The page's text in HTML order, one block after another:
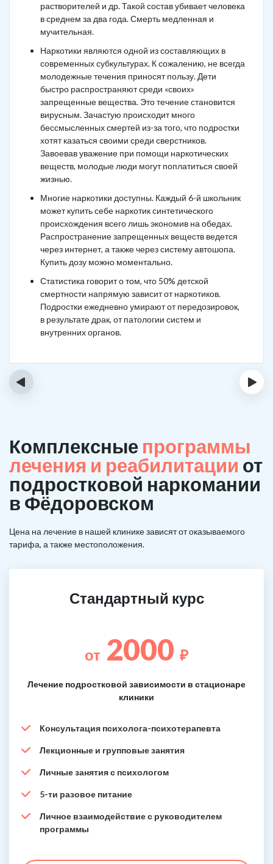
растворителей и др. Такой состав убивает человека
в среднем за два года. Смерть медленная и
мучительная.
Наркотики являются одной из составляющих в
современных субкультурах. К сожалению, не всегда
молодежные течения приносят пользу. Дети
быстро распространяют среди «своих»
запрещенные вещества. Это течение становится
вирусным. Зачастую происходит много
бессмысленных смертей из-за того, что подростки
хотят казаться своими среди сверстников.
Завоевав уважение при помощи наркотических
веществ, молодые люди могут поплатиться своей
жизнью.
Многие наркотики доступны. Каждый 6-й школьник
может купить себе наркотик синтетического
происхождения всего лишь экономив на обедах.
Распространение запрещенных веществ ведется
через интернет, а также через систему автошопа.
Купить дозу можно моментально.
Статистика говорит о том, что 50% детской
смертности напрямую зависит от наркотиков.
Подростки ежедневно умирают от передозировок,
в результате драк, от патологии систем и
внутренних органов.
‹ ›
Комплексные программы
лечения и реабилитации от
подростковой наркомании
в Фёдоровском
Цена на лечение в нашей клинике зависят от оказываемого
тарифа, а также местоположения.
Стандартный курс
от 2000 ₽
Лечение подростковой зависимости в стационаре
клиники
Консультация психолога-психотерапевта
Лекционные и групповые занятия
Личные занятия с психологом
5-ти разовое питание
Личное взаимодействие с руководителем
программы